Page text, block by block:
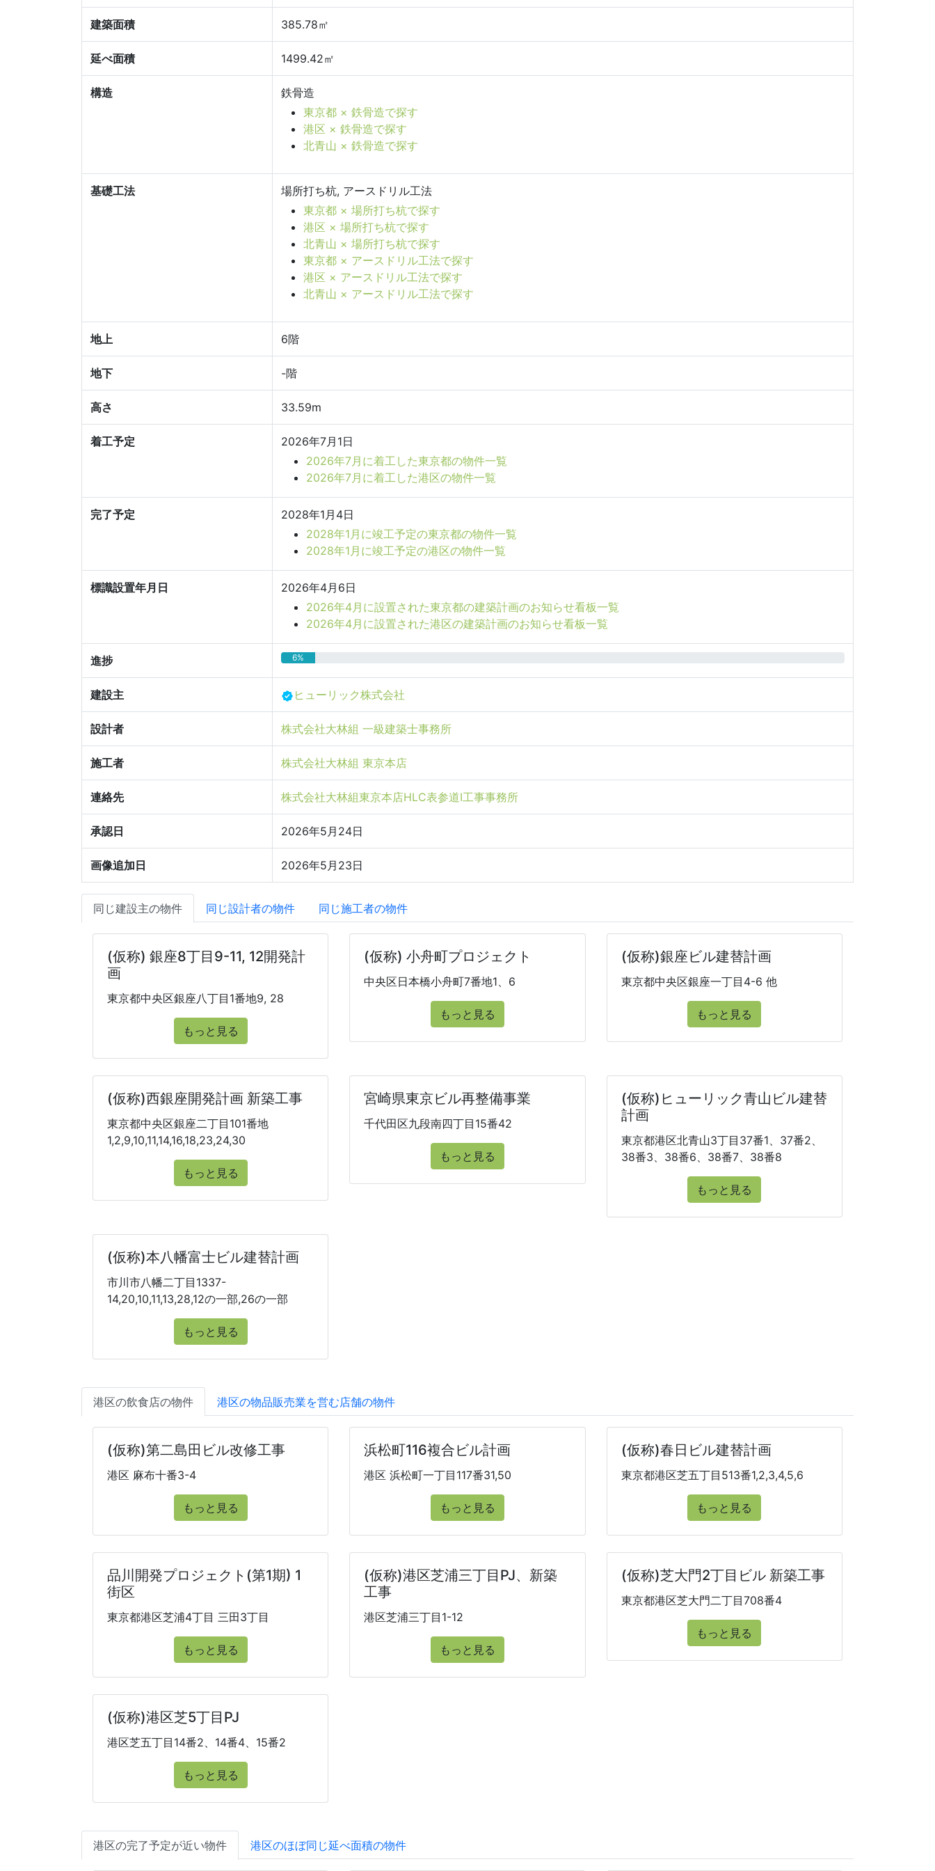
建築面積 385.78㎡
延べ面積 1499.42㎡
構造
鉄骨造
東京都 × 鉄骨造で探す
港区 × 鉄骨造で探す
北青山 × 鉄骨造で探す
基礎工法
場所打ち杭, アースドリル工法
東京都 × 場所打ち杭で探す
港区 × 場所打ち杭で探す
北青山 × 場所打ち杭で探す
東京都 × アースドリル工法で探す
港区 × アースドリル工法で探す
北青山 × アースドリル工法で探す
地上 6階
地下 -階
高さ 33.59m
着工予定
2026年7月1日
2026年7月に着工した東京都の物件一覧
2026年7月に着工した港区の物件一覧
完了予定
2028年1月4日
2028年1月に竣工予定の東京都の物件一覧
2028年1月に竣工予定の港区の物件一覧
標識設置年月日
2026年4月6日
2026年4月に設置された東京都の建築計画のお知らせ看板一覧
2026年4月に設置された港区の建築計画のお知らせ看板一覧
進捗 6%
建設主 ヒューリック株式会社
設計者 株式会社大林組 一級建築士事務所
施工者 株式会社大林組 東京本店
連絡先 株式会社大林組東京本店HLC表参道Ⅰ工事事務所
承認日 2026年5月24日
画像追加日 2026年5月23日
同じ建設主の物件 同じ設計者の物件 同じ施工者の物件
(仮称) 銀座8丁目9-11, 12開発計
画
東京都中央区銀座八丁目1番地9, 28
もっと見る
(仮称) 小舟町プロジェクト
中央区日本橋小舟町7番地1、6
もっと見る
(仮称)銀座ビル建替計画
東京都中央区銀座一丁目4-6 他
もっと見る
(仮称)西銀座開発計画 新築工事
東京都中央区銀座二丁目101番地
1,2,9,10,11,14,16,18,23,24,30
もっと見る
宮崎県東京ビル再整備事業
千代田区九段南四丁目15番42
もっと見る
(仮称)ヒューリック青山ビル建替
計画
東京都港区北青山3丁目37番1、37番2、
38番3、38番6、38番7、38番8
もっと見る
(仮称)本八幡富士ビル建替計画
市川市八幡二丁目1337-
14,20,10,11,13,28,12の一部,26の一部
もっと見る
港区の飲食店の物件 港区の物品販売業を営む店舗の物件
(仮称)第二島田ビル改修工事
港区 麻布十番3-4
もっと見る
浜松町116複合ビル計画
港区 浜松町一丁目117番31,50
もっと見る
(仮称)春日ビル建替計画
東京都港区芝五丁目513番1,2,3,4,5,6
もっと見る
品川開発プロジェクト(第1期) 1
街区
東京都港区芝浦4丁目 三田3丁目
もっと見る
(仮称)港区芝浦三丁目PJ、新築
工事
港区芝浦三丁目1-12
もっと見る
(仮称)芝大門2丁目ビル 新築工事
東京都港区芝大門二丁目708番4
もっと見る
(仮称)港区芝5丁目PJ
港区芝五丁目14番2、14番4、15番2
もっと見る
港区の完了予定が近い物件 港区のほぼ同じ延べ面積の物件